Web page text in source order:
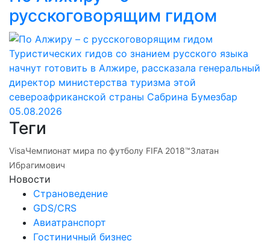
русскоговорящим гидом
Туристических гидов со знанием русского языка
начнут готовить в Алжире, рассказала генеральный
директор министерства туризма этой
североафриканской страны Сабрина Бумезбар
05.08.2026
Теги
VisaЧемпионат мира по футболу FIFA 2018™Златан
Ибрагимович
Новости
Страноведение
GDS/CRS
Авиатранспорт
Гостиничный бизнес